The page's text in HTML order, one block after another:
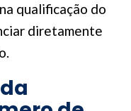
qualificação do
diretamente